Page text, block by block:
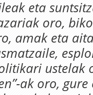
eta
oro,
amak eta
ustelak
ak oro, gure